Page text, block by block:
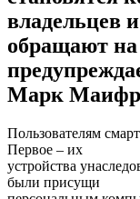
владельцев
обращают
Марк
Пользователям
Первое – их
устройства
были присущи